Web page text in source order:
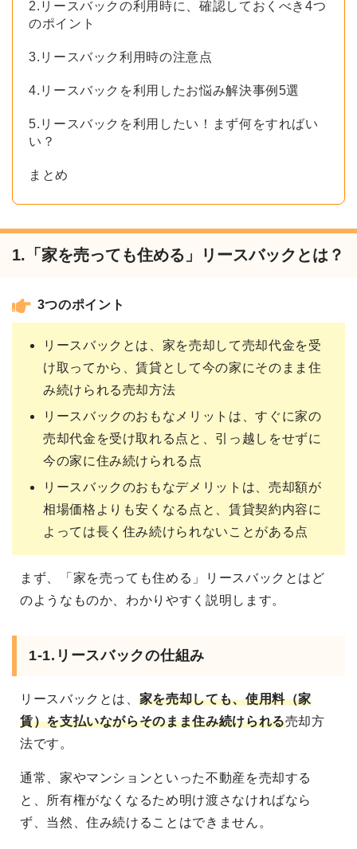
2.リースバックの利用時に、確認しておくべき4つ
のポイント
3.リースバック利用時の注意点
4.リースバックを利用したお悩み解決事例5選
5.リースバックを利用したい！まず何をすればい
い？
まとめ
1.「家を売っても住める」リースバックとは？
3つのポイント
リースバックとは、家を売却して売却代金を受
け取ってから、賃貸として今の家にそのまま住
み続けられる売却方法
リースバックのおもなメリットは、すぐに家の
売却代金を受け取れる点と、引っ越しをせずに
今の家に住み続けられる点
リースバックのおもなデメリットは、売却額が
相場価格よりも安くなる点と、賃貸契約内容に
よっては長く住み続けられないことがある点
まず、「家を売っても住める」リースバックとはど
のようなものか、わかりやすく説明します。
1-1.リースバックの仕組み
リースバックとは、 家を売却しても、使用料（家
賃）を支払いながらそのまま住み続けられる売却方
法です。
通常、家やマンションといった不動産を売却する
と、所有権がなくなるため明け渡さなければなら
ず、当然、住み続けることはできません。